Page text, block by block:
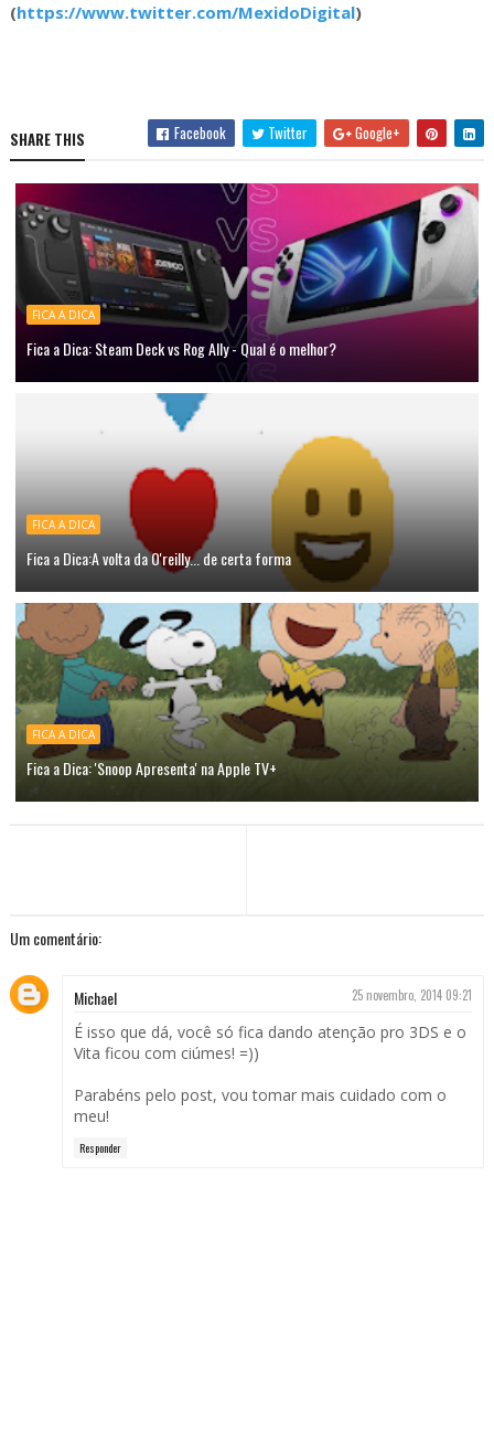
(https://www.twitter.com/MexidoDigital)
SHARE THIS Facebook Twitter Google+
FICA A DICA
Fica a Dica: Steam Deck vs Rog Ally - Qual é o melhor?
FICA A DICA
Fica a Dica:A volta da O'reilly... de certa forma
FICA A DICA
Fica a Dica: 'Snoop Apresenta' na Apple TV+
Um comentário:
Michael 25 novembro, 2014 09:21
É isso que dá, você só fica dando atenção pro 3DS e o
Vita ficou com ciúmes! =))
Parabéns pelo post, vou tomar mais cuidado com o
meu!
Responder